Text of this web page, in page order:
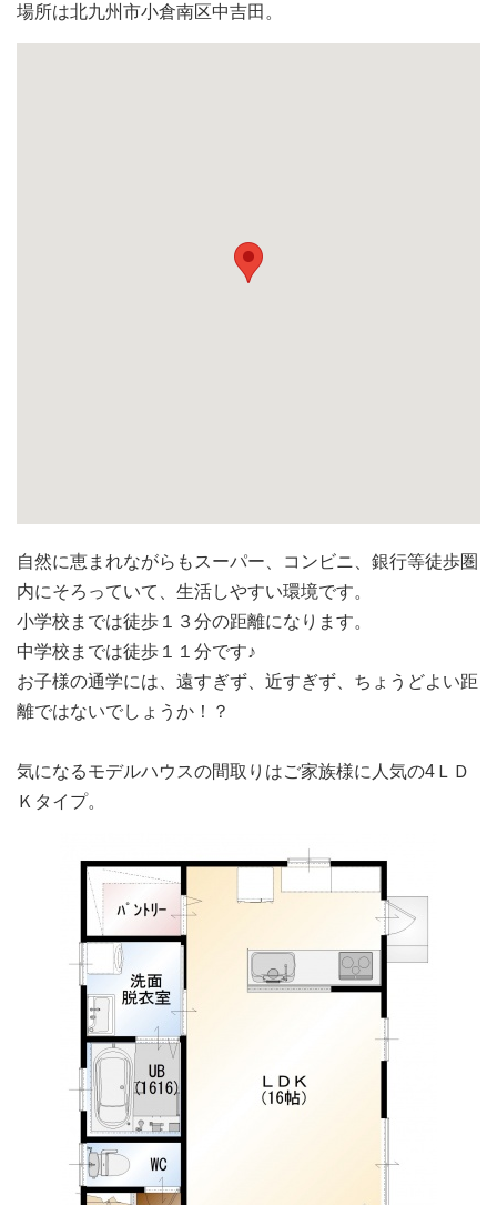
場所は北九州市小倉南区中吉田。
自然に恵まれながらもスーパー、コンビニ、銀行等徒歩圏
内にそろっていて、生活しやすい環境です。
小学校までは徒歩１３分の距離になります。
中学校までは徒歩１１分です♪
お子様の通学には、遠すぎず、近すぎず、ちょうどよい距
離ではないでしょうか！？
気になるモデルハウスの間取りはご家族様に人気の4ＬＤ
Ｋタイプ。